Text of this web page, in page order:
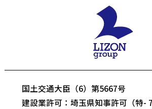
国土交通大臣（6）第5667号
建設業許可：埼玉県知事許可（特-